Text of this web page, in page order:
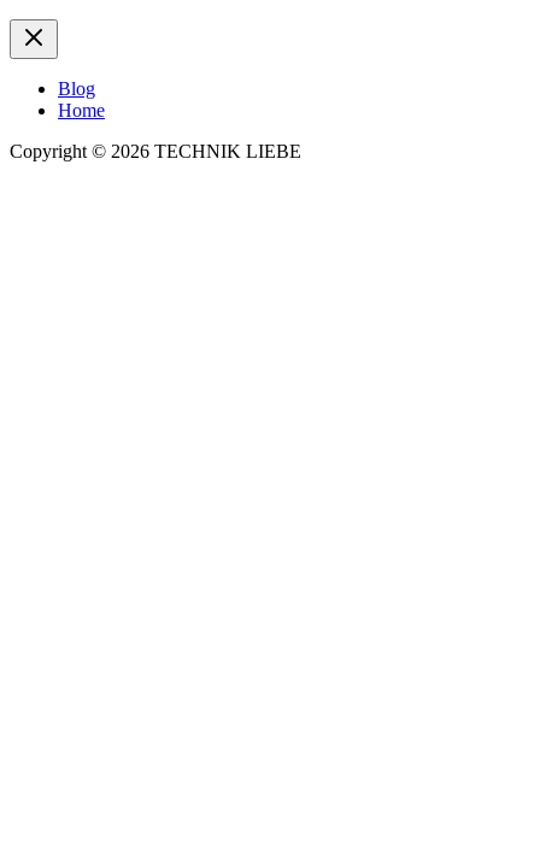
Blog
Home
Copyright © 2026 TECHNIK LIEBE